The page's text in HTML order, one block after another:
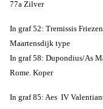
77a Zilver
In graf 52: Tremissis
Maartensdijk type
In graf 58: Dupondius/As
Rome. Koper
In graf 85: Aes IV